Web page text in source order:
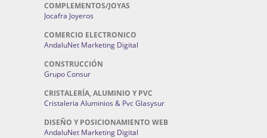
COMPLEMENTOS/JOYAS
Jocafra Joyeros
COMERCIO ELECTRONICO
AndaluNet Marketing Digital
CONSTRUCCIÓN
Grupo Consur
CRISTALERÍA, ALUMINIO Y PVC
Cristaleria Aluminios & Pvc Glasysur
DISEÑO Y POSICIONAMIENTO WEB
AndaluNet Marketing Digital